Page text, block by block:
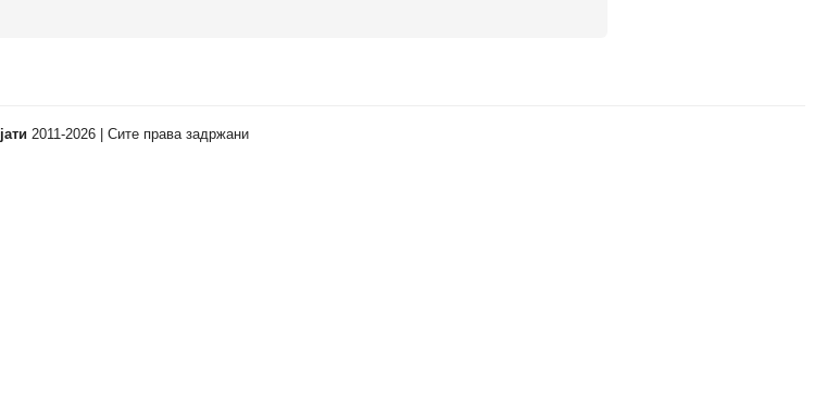
2011-2026 | Сите права задржани